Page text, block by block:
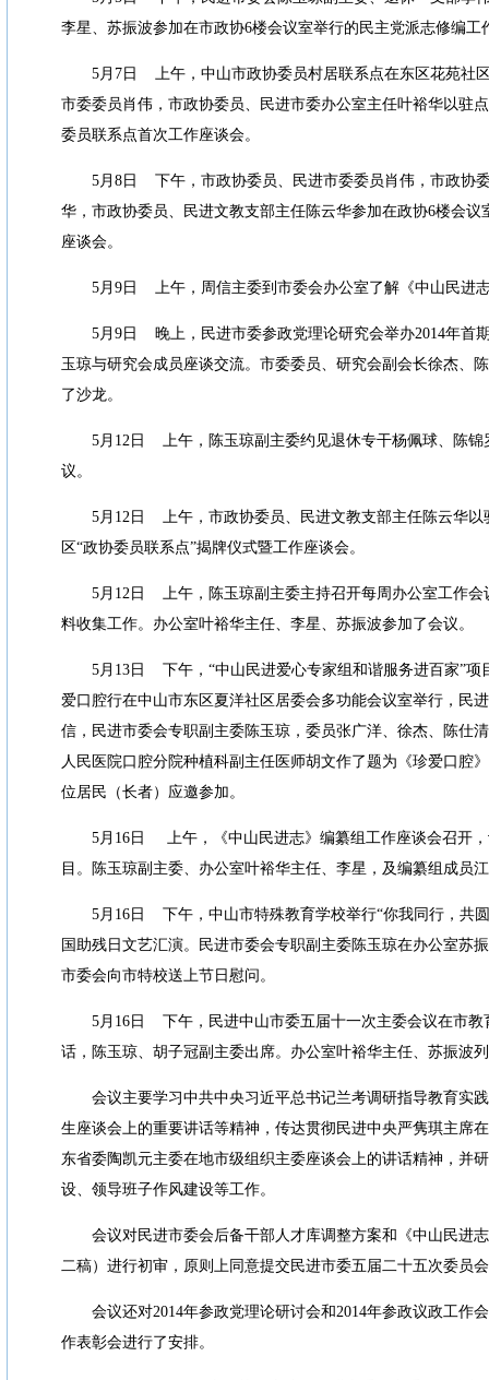
李星、苏振波参加在市政协6楼会议室举行的民主党派志修编工
5月 7日
上午，中山市政协委员村居联系点在东区花苑社
市委委员肖伟，市政协委员、民进市委办公室主任叶裕华以驻
委员联系点首次工作座谈会。
5月 8日
下午，市政协委员、民进市委委员肖伟，市政协
华，市政协委员、民进文教支部主任陈云华参加在政协6楼会议
座谈会。
5月 9日 上午，周信主委到市委会办公室了解《中山民进
5月 9日 晚上，民进市委参政党理论研究会举办2014年首
玉琼与研究会成员座谈交流。市委委员、研究会副会长徐杰、
了沙龙。
5月 12日
上午，陈玉琼副主委约见退休专干杨佩球、陈
议。
5月 12日
上午，市政协委员、民进文教支部主任陈云华
区“政协委员联系点”揭牌仪式暨工作座谈会。
5月 12日
上午，陈玉琼副主委主持召开每周办公室工作
料收集工作。办公室叶裕华主任、李星、苏振波参加了会议。
5月 13日 下午， “中山民进爱心专家组和谐服务进百家”项
爱口腔行在中山市东区夏洋社区居委会多功能会议室举行，民
信，民进市委会专职副主委陈玉琼，委员张广洋、徐杰、陈仕
人民医院口腔分院种植科副主任医师胡文作了题为《珍爱口腔
位居民（长者）应邀参加。
5月 16日
上午，《中山民进志》编纂组工作座谈会召开
目。陈玉琼副主委、办公室叶裕华主任、李星，及编纂组成员
5月 16日 下午，中山市特殊教育学校举行“你我同行，共
国助残日文艺汇演。民进市委会专职副主委陈玉琼在办公室苏
市委会向市特校送上节日慰问。
5月 16日
下午，民进中山市委五届十一次主委会议在市
话，陈玉琼、胡子冠副主委出席。办公室叶裕华主任、苏振波
会议主要学习中共中央习近平总书记兰考调研指导教育实践
生座谈会上的重要讲话等精神，传达贯彻民进中央严隽琪主席
东省委陶凯元主委在地市级组织主委座谈会上的讲话精神，并
设、领导班子作风建设等工作。
会议对民进市委会后备干部人才库调整方案和《中山民进
二稿）进行初审，原则上同意提交民进市委五届二十五次委员
会议还对2014年参政党理论研讨会和2014年参政议政工作
作表彰会进行了安排。